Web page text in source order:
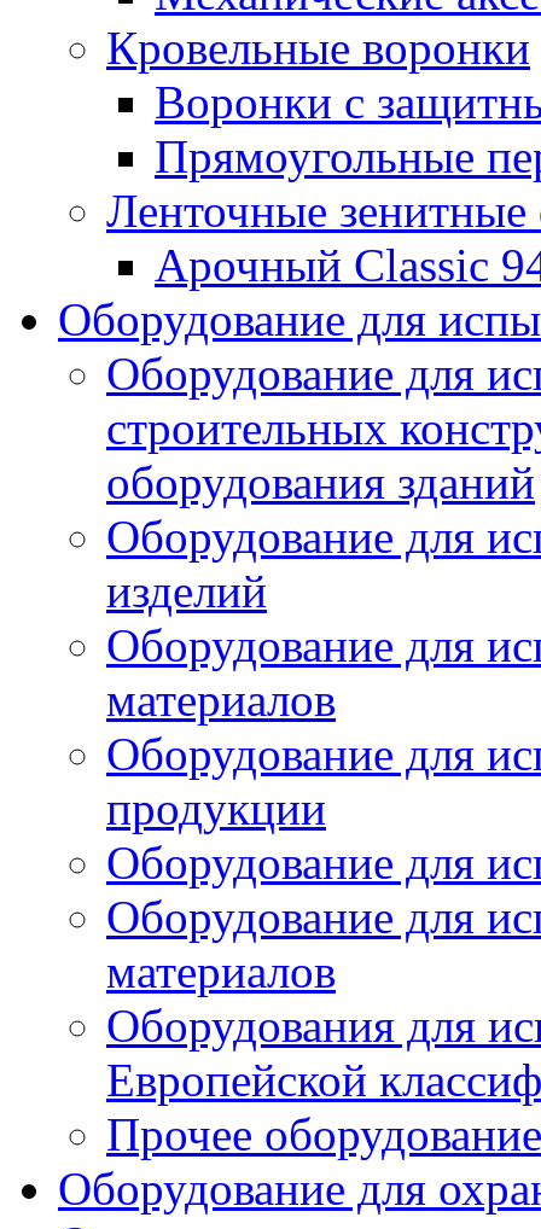
Кровельные воронки
Воронки с
Прямоугольные
Ленточные
Арочный Classic
Оборудование для
Оборудование для
строительных
оборудования зданий
Оборудование для
изделий
Оборудование для
материалов
Оборудование для
продукции
Оборудование для
Оборудование для
материалов
Оборудования для
Европейской
Прочее оборудование
Оборудование для